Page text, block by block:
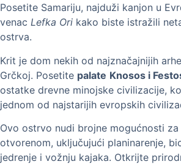
Posetite Samariju, najduži kanjon u
venac Lefka Ori kako biste istražili
ostrva.
Krit je dom nekih od najznačajnijih
Grčkoj. Posetite palate Knosos i
ostatke drevne minojske civilizacije,
jednom od najstarijih evropskih
Ovo ostrvo nudi brojne mogućnosti
otvorenom, uključujući planinarenje,
jedrenje i vožnju kajaka. Otkrijte